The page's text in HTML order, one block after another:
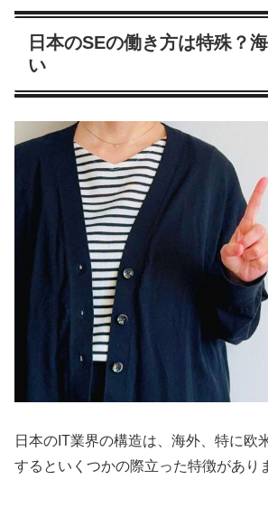
日本のSEの働き方は特殊？
い
日本のIT業界の構造は、海外、特に欧
するといくつかの際立った特徴があり